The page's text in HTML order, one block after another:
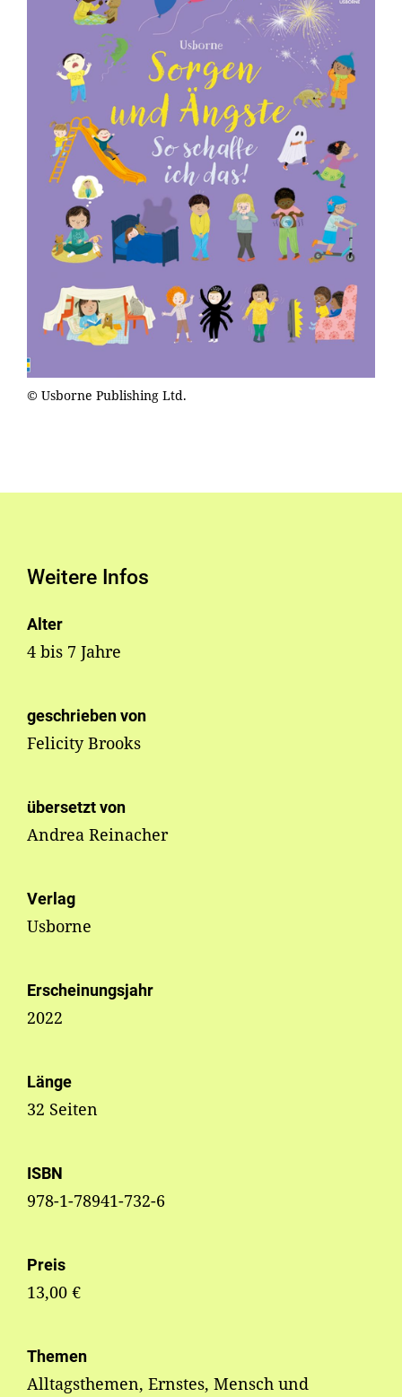
© Usborne Publishing Ltd.
Weitere Infos
Alter
4 bis 7 Jahre
geschrieben von
Felicity Brooks
übersetzt von
Andrea Reinacher
Verlag
Usborne
Erscheinungsjahr
2022
Länge
32 Seiten
ISBN
978-1-78941-732-6
Preis
13,00 €
Themen
Alltagsthemen, Ernstes, Mensch und